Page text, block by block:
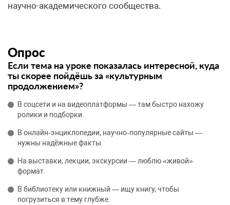
научно-академического сообщества.
Опрос
Если тема на уроке показалась интересной, куда
ты скорее пойдёшь за «культурным
продолжением»?
В соцсети и на видеоплатформы — там быстро нахожу
ролики и подборки.
В онлайн‑энциклопедии, научно‑популярные сайты —
нужны надёжные факты.
На выставки, лекции, экскурсии — люблю «живой»
формат.
В библиотеку или книжный — ищу книгу, чтобы
погрузиться в тему глубже.